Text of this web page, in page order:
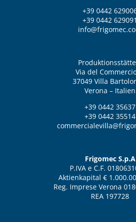
+39 0442
+39 0442 629091
Via del
37049 Villa
Verona – Italien
+39 0442 35637
+39 0442 35514
Frigomec S.p.A
P.IVA e C.F.
Aktienkapital €
Reg. Imprese Verona
REA 197728